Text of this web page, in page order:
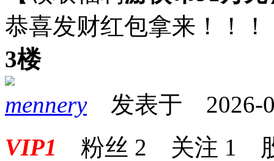
恭喜发财红包拿来！！！
3楼
mennery发表于 2026-
VIP1 粉丝 2 关注 1